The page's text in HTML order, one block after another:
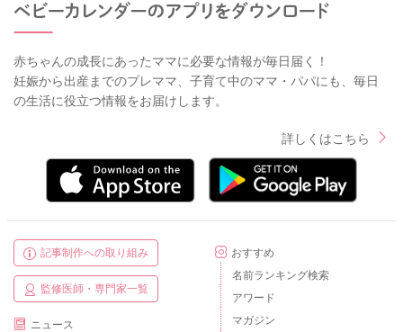
赤ちゃんの成長にあったママに必要な情報が毎日届く！
妊娠から出産までのプレママ、子育て中のママ・パパにも、毎日
の生活に役立つ情報をお届けします。
詳しくはこちら
記事制作への取り組み
監修医師・専門家一覧
ニュース
おすすめ
名前ランキング検索
アワード
マガジン